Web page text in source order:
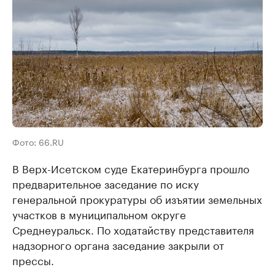
Фото: 66.RU
В Верх-Исетском суде Екатеринбурга прошло
предварительное заседание по иску
генеральной прокуратуры об изъятии земельных
участков в муниципальном округе
Среднеуральск. По ходатайству представителя
надзорного органа заседание закрыли от
прессы.